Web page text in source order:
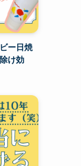
ー日焼
け効